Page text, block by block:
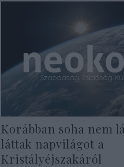
Korábban soha nem
láttak napvilágot a
Kristályéjszakáról